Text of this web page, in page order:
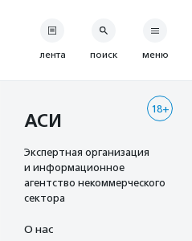
лента поиск меню
18+
АСИ
Экспертная организация
и информационное
агентство некоммерческого
сектора
О нас